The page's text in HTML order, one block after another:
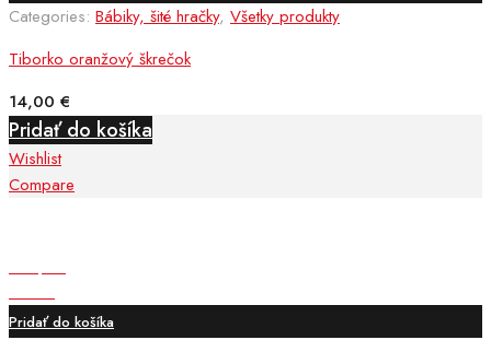
Categories: Bábiky, šité hračky, Všetky produkty
Tiborko oranžový škrečok
14,00 €
Pridať do košíka
Wishlist
Compare
Pridať do košíka